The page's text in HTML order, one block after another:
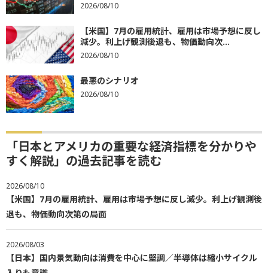
2026/08/10
【米国】7月の雇用統計、雇用は市場予想に反し
減少。利上げ観測後退も、物価動向次...
2026/08/10
最悪のシナリオ
2026/08/10
「日本とアメリカの重要な経済指標を分かりや
すく解説」の過去記事を読む
2026/08/10
【米国】7月の雇用統計、雇用は市場予想に反し減少。利上げ観測後
退も、物価動向次第の局面
2026/08/03
【日本】国内景気動向は消費を中心に堅調／半導体は縮小サイクル